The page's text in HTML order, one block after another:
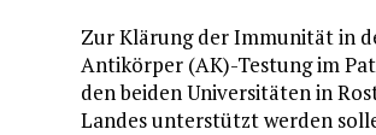
Zur Klärung der Immunität in
Antikörper (AK)-Testung im
den beiden Universitäten in
Landes unterstützt werden